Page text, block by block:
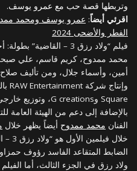
وتربطها قصة حب مع عمرو يوسف.
اقرئي أيضاً: عمرو يوسف ومحمد
الفطر والأضحى 2024
فيلم “ولاد رزق 3 –
محمد ممدوح، كريم قاسم، علي
أمين، وأسماء جلال، ومن تأليف
بالإضافة إلى دعم من الهيئة العامة
الفنان محمد ممدوح أيضاً يظهر خلال
الضابط المتقاعد الفاسد رؤوف
ولاد رزق في الجزء الثالث، أما